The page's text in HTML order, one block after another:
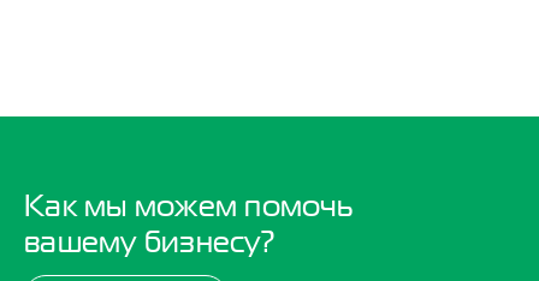
Как мы можем помочь
вашему бизнесу?